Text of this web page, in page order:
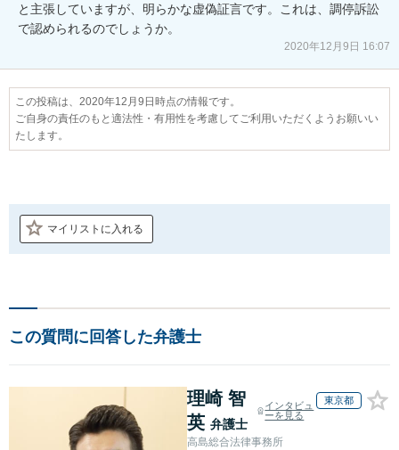
と主張していますが、明らかな虚偽証言です。これは、調停訴訟
で認められるのでしょうか。
2020年12月9日 16:07
この投稿は、2020年12月9日時点の情報です。
ご自身の責任のもと適法性・有用性を考慮してご利用いただくようお願いい
たします。
マイリストに入れる
この質問に回答した弁護士
理崎 智
英 弁護士
インタビュ
ーを見る
東京都
高島総合法律事務所